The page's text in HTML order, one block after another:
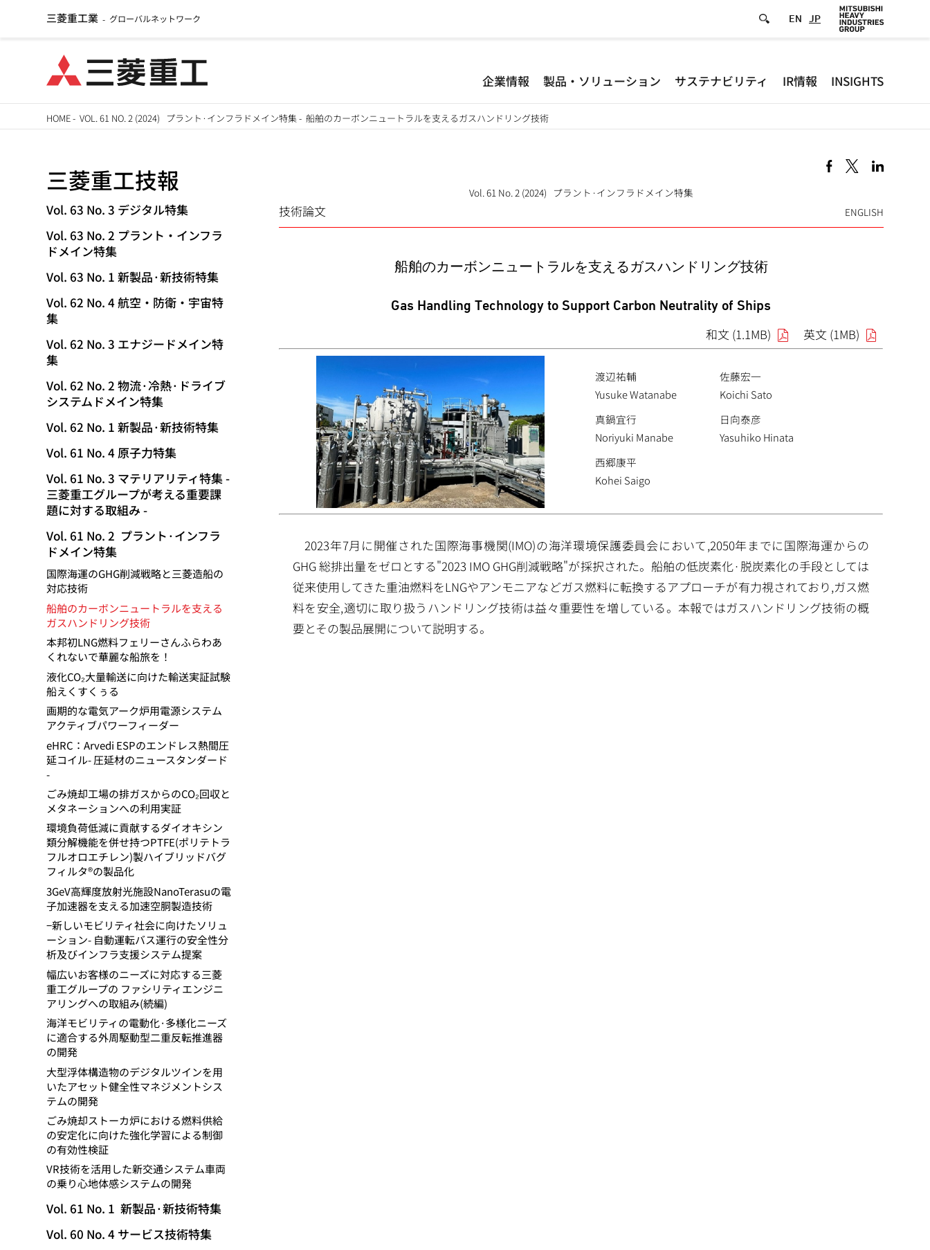
イ
三菱重工業 - グローバルネットワーク EN JP
-
企業情報 製品・ソリューション サステナビリティ IR情報 INSIGHTS
HOME-VOL. 61 NO. 2 (2024) プラント·インフラドメイン特集-船舶のカーボンニュートラルを支えるガスハンドリング技術
Vol. 61 No. 2 (2024) プラント·インフラドメイン特集
技術論文 ENGLISH
船舶のカーボンニュートラルを支えるガスハンドリング技術
Gas Handling Technology to Support Carbon Neutrality of Ships
和文 (1.1MB) 英文 (1MB)
渡辺祐輔
Yusuke Watanabe
佐藤宏一
Koichi Sato
真鍋宜行
Noriyuki Manabe
日向泰彦
Yasuhiko Hinata
西郷康平
Kohei Saigo
2023年7月に開催された国際海事機関(IMO)の海洋環境保護委員会において,2050年までに国際海運からの
GHG 総排出量をゼロとする"2023 IMO GHG削減戦略"が採択された。船舶の低炭素化·脱炭素化の手段としては
従来使用してきた重油燃料をLNGやアンモニアなどガス燃料に転換するアプローチが有力視されており,ガス燃
料を安全,適切に取り扱うハンドリング技術は益々重要性を増している。本報ではガスハンドリング技術の概
要とその製品展開について説明する。
三菱重工技報
TECHNICAL
REVIEW
Vol. 63 No. 3 デジタル特集
Vol. 63 No. 2 プラント・インフラ
ドメイン特集
Vol. 63 No. 1 新製品·新技術特集
Vol. 62 No. 4 航空・防衛・宇宙特
集
Vol. 62 No. 3 エナジードメイン特
集
Vol. 62 No. 2 物流·冷熱·ドライブ
システムドメイン特集
Vol. 62 No. 1 新製品·新技術特集
Vol. 61 No. 4 原子力特集
Vol. 61 No. 3 マテリアリティ特集 -
三菱重工グループが考える重要課
題に対する取組み -
Vol. 61 No. 2 プラント·インフラ
ドメイン特集
国際海運のGHG削減戦略と三菱造船の
対応技術
船舶のカーボンニュートラルを支える
ガスハンドリング技術
本邦初LNG燃料フェリーさんふらわあ
くれないで華麗な船旅を！
液化CO₂大量輸送に向けた輸送実証試験
船えくすくぅる
画期的な電気アーク炉用電源システム
アクティブパワーフィーダー
eHRC：Arvedi ESPのエンドレス熱間圧
延コイル- 圧延材のニュースタンダード
-
ごみ焼却工場の排ガスからのCO₂回収と
メタネーションへの利用実証
環境負荷低減に貢献するダイオキシン
類分解機能を併せ持つPTFE(ポリテトラ
フルオロエチレン)製ハイブリッドバグ
フィルタ®の製品化
3GeV高輝度放射光施設NanoTerasuの電
子加速器を支える加速空胴製造技術
−新しいモビリティ社会に向けたソリュ
ーション- 自動運転バス運行の安全性分
析及びインフラ支援システム提案
幅広いお客様のニーズに対応する三菱
重工グループの ファシリティエンジニ
アリングへの取組み(続編)
海洋モビリティの電動化·多様化ニーズ
に適合する外周駆動型二重反転推進器
の開発
大型浮体構造物のデジタルツインを用
いたアセット健全性マネジメントシス
テムの開発
ごみ焼却ストーカ炉における燃料供給
の安定化に向けた強化学習による制御
の有効性検証
VR技術を活用した新交通システム車両
の乗り心地体感システムの開発
Vol. 61 No. 1 新製品·新技術特集
Vol. 60 No. 4 サービス技術特集